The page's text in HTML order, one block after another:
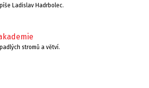
Ladislav Hadrbolec.
stromů a větví.